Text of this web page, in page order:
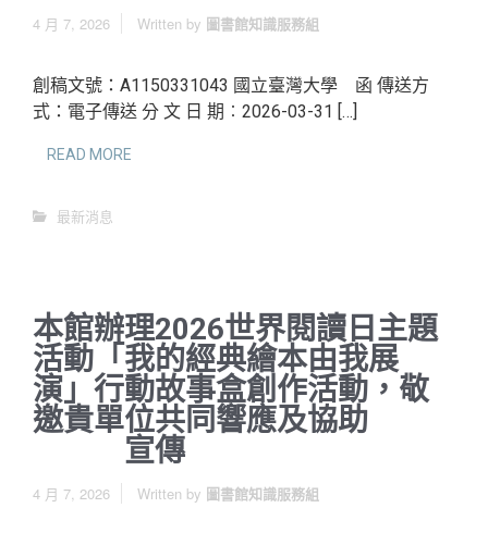
4 月 7, 2026 Written by 圖書館知識服務組
創稿文號：A1150331043 國立臺灣大學 函 傳送方
式：電子傳送 分 文 日 期︰2026-03-31 […]
READ MORE
最新消息
本館辦理2026世界閱讀日主題
活動「我的經典繪本由我展
演」行動故事盒創作活動，敬
邀貴單位共同響應及協助
宣傳
4 月 7, 2026 Written by 圖書館知識服務組